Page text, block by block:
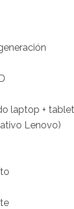
laptop +
Lenovo)